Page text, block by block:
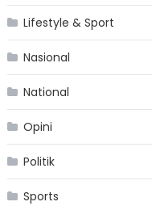
Lifestyle & Sport
Nasional
National
Opini
Politik
Sports